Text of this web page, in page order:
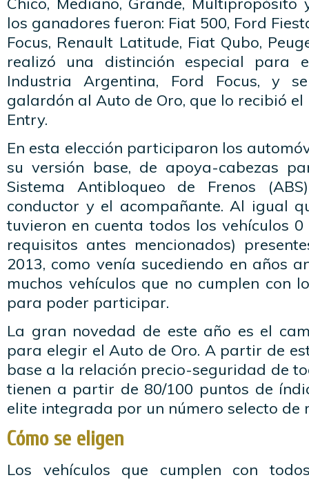
los ganadores fueron: Fiat 500, Ford
Focus, Renault Latitude, Fiat Qubo,
realizó una distinción especial para
Industria Argentina, Ford Focus, y
galardón al Auto de Oro, que lo recibió el
Entry.
En esta elección participaron los
su versión base, de apoya-cabezas
Sistema Antibloqueo de Frenos
conductor y el acompañante. Al igual
tuvieron en cuenta todos los vehículos
requisitos antes mencionados)
2013, como venía sucediendo en años
muchos vehículos que no cumplen con
para poder participar.
La gran novedad de este año es el
para elegir el Auto de Oro. A partir de
base a la relación precio-seguridad de
tienen a partir de 80/100 puntos de
elite integrada por un número selecto de
Cómo se eligen
Los vehículos que cumplen con